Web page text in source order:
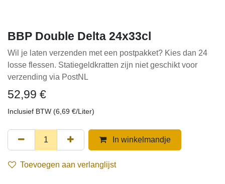
BBP Double Delta 24x33cl
Wil je laten verzenden met een postpakket? Kies dan 24
losse flessen. Statiegeldkratten zijn niet geschikt voor
verzending via PostNL
52,99 €
Inclusief BTW (6,69 €/Liter)
In winkelmandje
Toevoegen aan verlanglijst